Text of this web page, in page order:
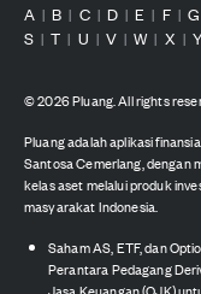
A | B | C | D | E | F | G
S | T | U | V | W | X | Y
©2026Pluang. All rights
Pluang adalah aplikasi
Santosa Cemerlang, dengan
kelas aset melalui produk
masyarakat Indonesia.
Saham AS, ETF, dan
Perantara Pedagang